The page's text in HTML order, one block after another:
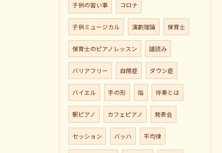
子供の習い事 コロナ
子供ミュージカル 演劇理論 保育士
保育士のピアノレッスン 譜読み
バリアフリー 自閉症 ダウン症
バイエル 手の形 指 伴奏とは
駅ピアノ カフェピアノ 発表会
セッション バッハ 平均律